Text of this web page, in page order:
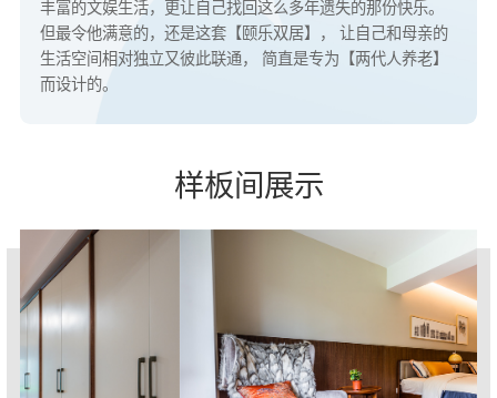
丰富的文娱生活，更让自己找回这么多年遗失的那份快乐。
但最令他满意的，还是这套【颐乐双居】， 让自己和母亲的
生活空间相对独立又彼此联通， 简直是专为【两代人养老】
而设计的。
样板间展示